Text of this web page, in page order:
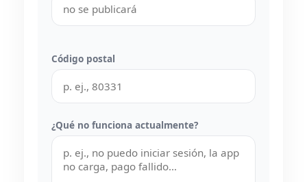
Código postal
¿Qué no funciona actualmente?